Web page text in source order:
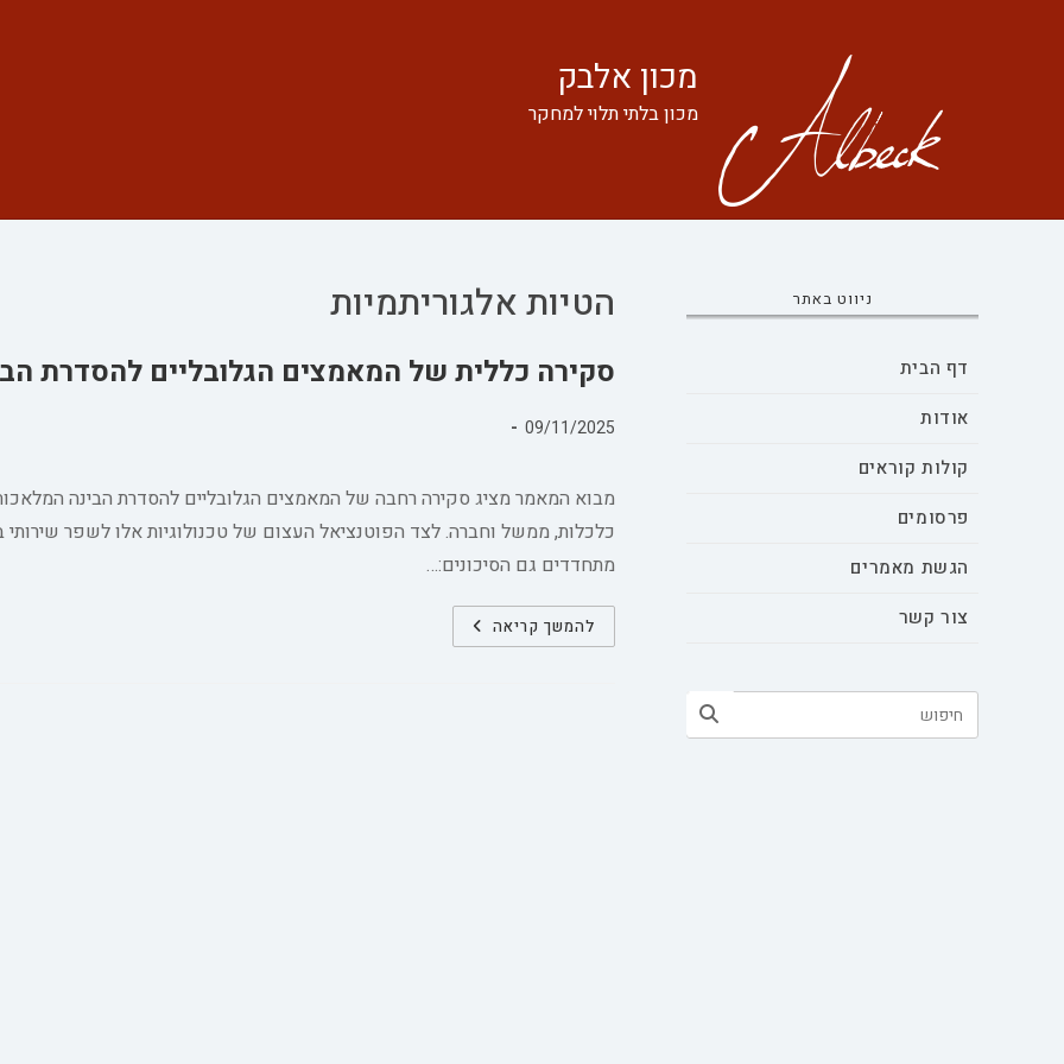
מכון אלבק
מכון בלתי תלוי למחקר
הטיות אלגוריתמיות
סקירה כללית של המאמצים הגלובליים להסדרת
09/11/2025
מבוא המאמר מציג סקירה רחבה של המאמצים הגלובליים להסדרת הבינה
כלכלות, ממשל וחברה. לצד הפוטנציאל העצום של טכנולוגיות אלו לשפר שירותי
מתחדדים גם הסיכונים:…
להמשך קריאהסקירה
כללית
ניווט באתר
דף הבית
אודות
קולות קוראים
פרסומים
הגשת מאמרים
צור קשר